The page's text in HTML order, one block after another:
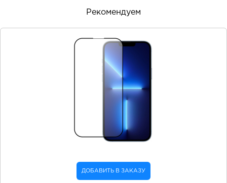
Рекомендуем
ДОБАВИТЬ В ЗАКАЗУ